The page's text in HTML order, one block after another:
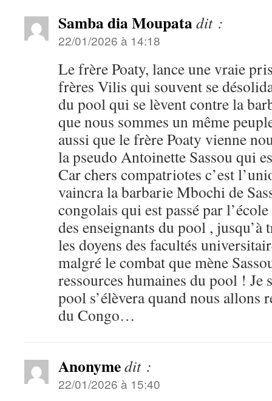
Samba dia Moupatadit :
22/01/2026 à 14:18
Le frère Poaty, lance une vraie
frères Vilis qui souvent se
du pool qui se lèvent contre la
que nous sommes un même
aussi que le frère Poaty vienne
la pseudo Antoinette Sassou qui
Car chers compatriotes c’est
vaincra la barbarie Mbochi de
congolais qui est passé par
des enseignants du pool , jusqu’à
les doyens des facultés
malgré le combat que mène
ressources humaines du pool ! Je
pool s’élèvera quand nous allons
du Congo…
Anonymedit :
22/01/2026 à 15:40